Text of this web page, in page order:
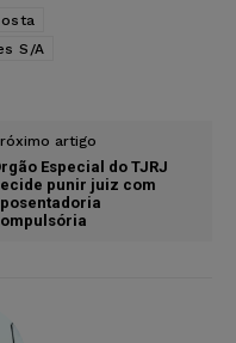
S/A
artigo
Especial do TJRJ
punir juiz com